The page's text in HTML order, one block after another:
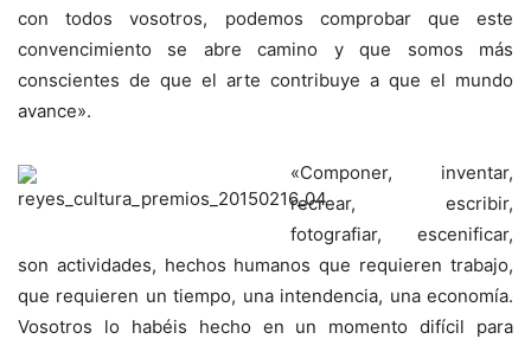
con todos vosotros, podemos comprobar que este
convencimiento se abre camino y que somos más
conscientes de que el arte contribuye a que el mundo
avance».
«Componer, inventar,
recrear, escribir,
fotografiar, escenificar,
son actividades, hechos humanos que requieren trabajo,
que requieren un tiempo, una intendencia, una economía.
Vosotros lo habéis hecho en un momento difícil para